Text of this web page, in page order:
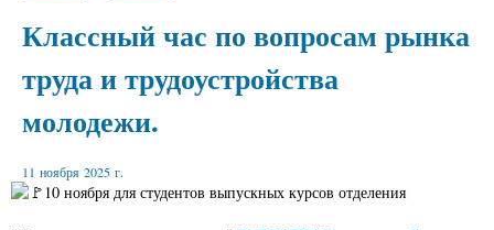
Классный час по вопросам рынка
труда и трудоустройства
молодежи.
11 ноября 2025 г.
10 ноября для студентов выпускных курсов отделения